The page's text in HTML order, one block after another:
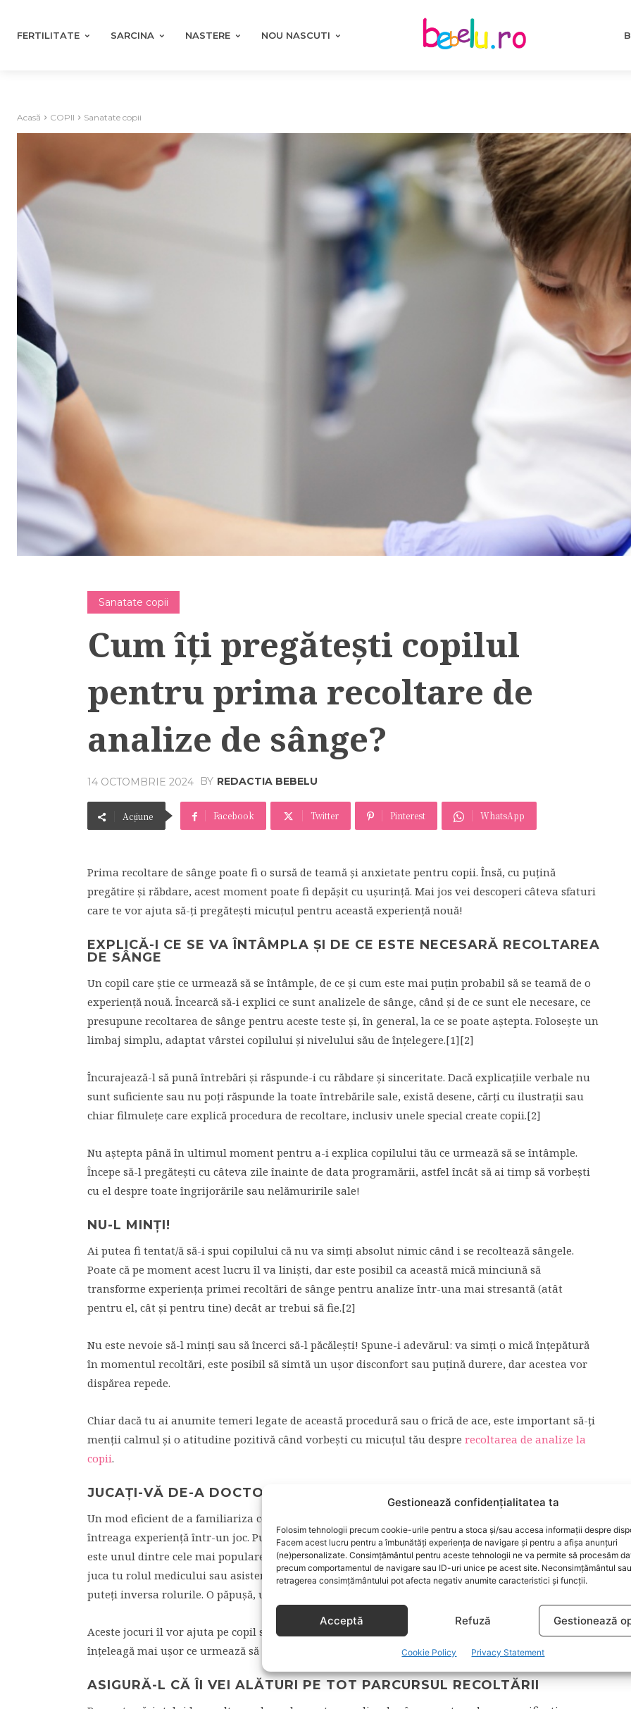
Gestionează confidențialitatea ta
Folosim tehnologii precum cookie-urile pentru a stoca și/sau accesa informații despre
Facem acest lucru pentru a îmbunătăți experiența de navigare și pentru a afișa anunțuri
(ne)personalizate. Consimțământul pentru aceste tehnologii ne va permite să procesăm
precum comportamentul de navigare sau ID-uri unice pe acest site. Neconsimțământul sau
retragerea consimțământului pot afecta negativ anumite caracteristici și funcții.
Acceptă Refuză Gestionează
Cookie Policy Privacy Statement
FERTILITATE SARCINA NASTERE NOU NASCUTI
Acasă COPII Sanatate copii
Sanatate copii
Cum îți pregătești copilul
pentru prima recoltare de
analize de sânge?
14 OCTOMBRIE 2024 BY REDACTIA BEBELU
Acțiune Facebook Twitter Pinterest WhatsApp
Prima recoltare de sânge poate fi o sursă de teamă și anxietate pentru copii. Însă, cu puțină
pregătire și răbdare, acest moment poate fi depășit cu ușurință. Mai jos vei descoperi câteva sfaturi
care te vor ajuta să-ți pregătești micuțul pentru această experiență nouă!
EXPLICĂ-I CE SE VA ÎNTÂMPLA ȘI DE CE ESTE NECESARĂ RECOLTAREA
DE SÂNGE
Un copil care știe ce urmează să se întâmple, de ce și cum este mai puțin probabil să se teamă de o
experiență nouă. Încearcă să-i explici ce sunt analizele de sânge, când și de ce sunt ele necesare, ce
presupune recoltarea de sânge pentru aceste teste și, în general, la ce se poate aștepta. Folosește un
limbaj simplu, adaptat vârstei copilului și nivelului său de înțelegere.[1][2]
Încurajează-l să pună întrebări și răspunde-i cu răbdare și sinceritate. Dacă explicațiile verbale nu
sunt suficiente sau nu poți răspunde la toate întrebările sale, există desene, cărți cu ilustrații sau
chiar filmulețe care explică procedura de recoltare, inclusiv unele special create copii.[2]
Nu aștepta până în ultimul moment pentru a-i explica copilului tău ce urmează să se întâmple.
Începe să-l pregătești cu câteva zile înainte de data programării, astfel încât să ai timp să vorbești
cu el despre toate îngrijorările sau nelămuririle sale!
NU-L MINȚI!
Ai putea fi tentat/ă să-i spui copilului că nu va simți absolut nimic când i se recoltează sângele.
Poate că pe moment acest lucru îl va liniști, dar este posibil ca această mică minciună să
transforme experiența primei recoltări de sânge pentru analize într-una mai stresantă (atât
pentru el, cât și pentru tine) decât ar trebui să fie.[2]
Nu este nevoie să-l minți sau să încerci să-l păcălești! Spune-i adevărul: va simți o mică înțepătură
în momentul recoltări, este posibil să simtă un ușor disconfort sau puțină durere, dar acestea vor
dispărea repede.
Chiar dacă tu ai anumite temeri legate de această procedură sau o frică de ace, este important să-ți
menții calmul și o atitudine pozitivă când vorbești cu micuțul tău despre recoltarea de analize la
copii.
JUCAȚI-VĂ DE-A DOCTORUL
Un mod eficient de a familiariza copilul cu procedura recoltării de sânge este să transformi
întreaga experiență într-un joc. Puțini sunt copiii care refuză jocurile de rol, iar cel de-a doctorul
este unul dintre cele mai populare. Ai nevoie doar de o trusă medicală de jucărie. Poți începe prin a
juca tu rolul medicului sau asistentei care recoltează sânge, iar el pe cel al pacientului, iar apoi
puteți inversa rolurile. O păpușă, un animal de pluș sau alte jucării pot fi, rând pe rând, pacienți.
Aceste jocuri îl vor ajuta pe copil să se familiarizeze cu procedura de recoltare de sânge și să
înțeleagă mai ușor ce urmează să se întâmple.[2]
ASIGURĂ-L CĂ ÎI VEI ALĂTURI PE TOT PARCURSUL RECOLTĂRII